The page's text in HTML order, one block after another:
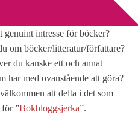
genuint intresse för böcker?
om böcker/litteratur/författare?
du kanske ett och annat
har med ovanstående att göra?
att delta i det som
”Bokbloggsjerka”.